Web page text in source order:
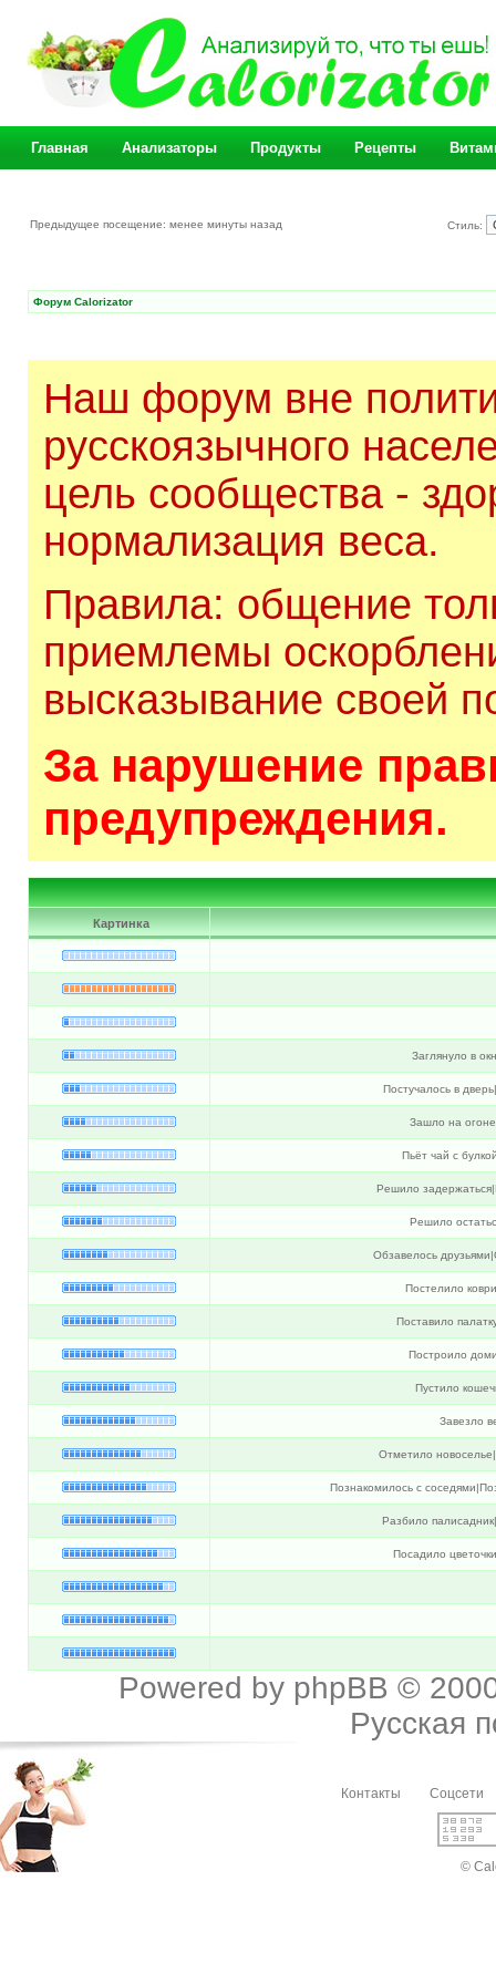
Главная Анализаторы Продукты Рецепты
Предыдущее посещение: менее минуты назад Стиль:
Форум Calorizator
Наш форум вне
русскоязычного
цель сообщества -
нормализация веса.
Правила: общение
приемлемы
высказывание своей
За нарушение
предупреждения.
Картинка
Заглянуло в
Постучалось в
Зашло на
Пьёт чай с
Решило
Решило
Обзавелось
Постелило
Поставило
Построило
Пустило
Завезло
Отметило
Познакомилось с
Разбило
Посадило
Powered by phpBB ©
Русская
Контакты Соцсети
©